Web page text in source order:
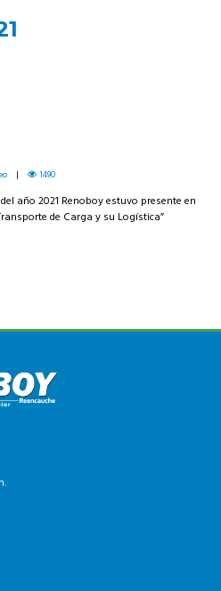
1490
año 2021 Renoboy estuvo presente en
de Carga y su Logística”